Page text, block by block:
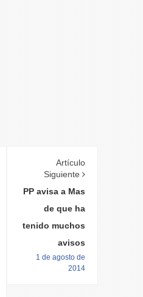
Artículo
Siguiente
PP avisa a Mas
de que ha
tenido muchos
avisos
1 de agosto de
2014